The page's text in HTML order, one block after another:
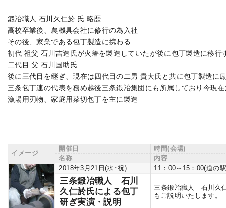
鍛冶職人 石川久仁於 氏 略歴
高校卒業後、農機具会社に修行の為入社
その後、家業である包丁製造に携わる
初代 祖父 石川吉造氏が火箸を製造していたが後に包丁製造に移行
二代目 父 石川国助氏
後に三代目を継ぎ、現在は四代目の二男 貴大氏と共に包丁製造に
三条包丁連の代表を務め越後三条鍛冶集団にも所属しており今現
漁場用刃物、家庭用菜切包丁を主に製造
イメージ
開催日
時間(会場)
名称
内容
2018年3月21日(水･祝)
11：00～15：00(道の
三条鍛冶職人 石川
久仁於氏による包丁
研ぎ実演・説明
三条鍛冶職人 石川久
もご説明いたします。